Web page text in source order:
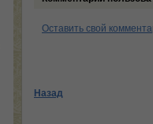
Оставить свой
Назад